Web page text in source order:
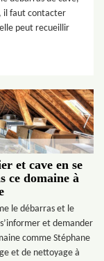
il faut contacter
peut recueillir
et cave en se
ce domaine à
le débarras et le
et demander
comme Stéphane
et de nettoyage à